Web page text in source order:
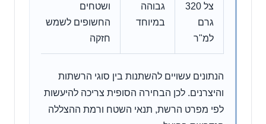
צל 320
גרם
למ"ר
גבוהה
במיוחד
ושטחים
החשופים לשמש
חזקה
הנתונים עשויים להשתנות בין סוגי הרשתות
והיצרנים. לכן הבחירה הסופית צריכה להיעשות
לפי מפרט הרשת, תנאי השטח ורמת ההצללה